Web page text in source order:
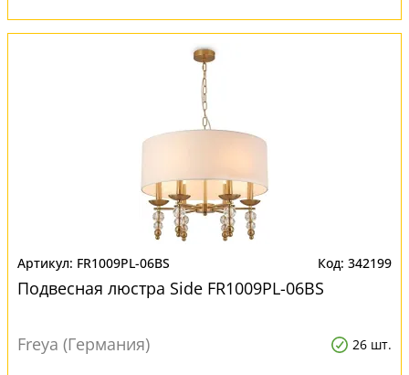
FR1009PL-06BS 342199
Подвесная люстра Side FR1009PL-06BS
Freya (Германия) 26 шт.